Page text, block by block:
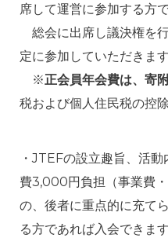
席して運営に参加する方で
総会に出席し議決権を
定に参加していただきます
※正会員年会費は、寄
税および個人住民税の控
・JTEFの設立趣旨、活
費3,000円負担（事業費
の、後者に重点的に充て
る方であれば入会できます